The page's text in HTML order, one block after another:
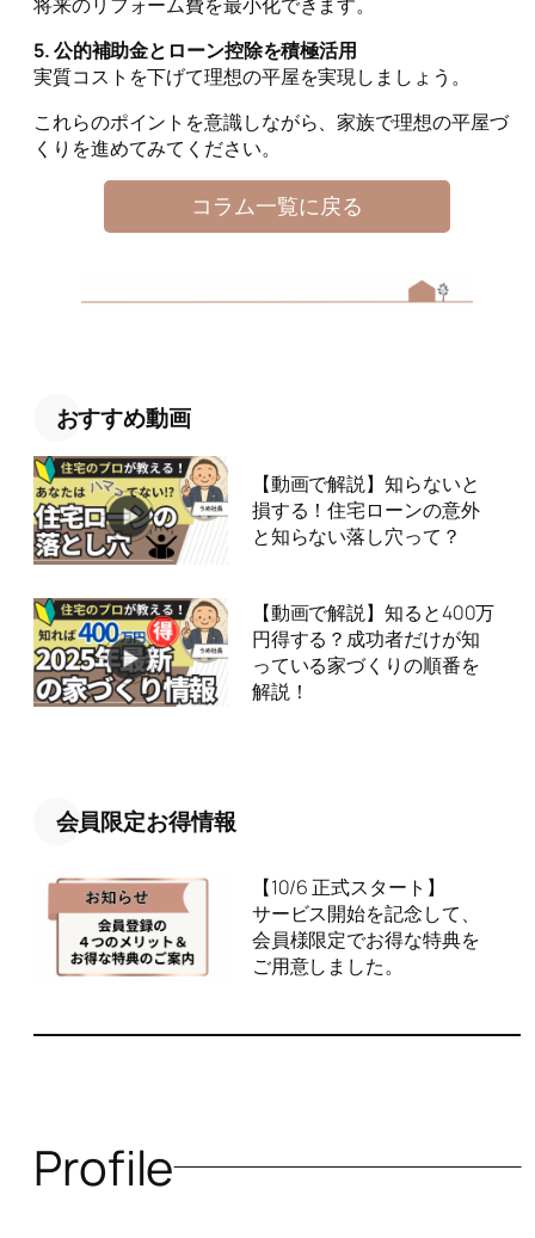
5. 公的補助金とローン控除を積極活用
実質コストを下げて理想の平屋を実現しましょう。
これらのポイントを意識しながら、家族で理想の平屋づ
くりを進めてみてください。
コラム一覧に戻る
おすすめ動画
【動画で解説】知らないと
損する！住宅ローンの意外
と知らない落し穴って？
【動画で解説】知ると400万
円得する？成功者だけが知
っている家づくりの順番を
解説！
会員限定お得情報
【10/6 正式スタート】
サービス開始を記念して、
会員様限定でお得な特典を
ご用意しました。
Profile